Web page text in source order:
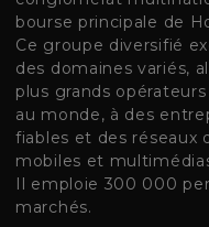
bourse principale de
Ce groupe diversifié
des domaines variés,
plus grands
au monde, à des
fiables et des réseaux
mobiles et
Il emploie 300 000
marchés.